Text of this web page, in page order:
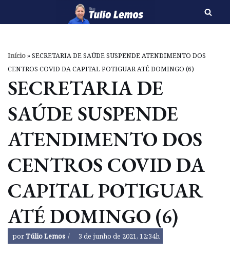
o
conteúdo
Início»SECRETARIA DE SAÚDE SUSPENDE ATENDIMENTO DOS
CENTROS COVID DA CAPITAL POTIGUAR ATÉ DOMINGO (6)
SECRETARIA DE
SAÚDE SUSPENDE
ATENDIMENTO DOS
CENTROS COVID DA
CAPITAL POTIGUAR
ATÉ DOMINGO (6)
porTúlio Lemos 3 de junho de 2021, 12:34h